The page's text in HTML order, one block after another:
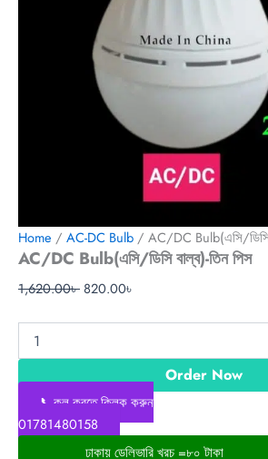
Home / AC-DC Bulb / AC/DC Bulb(এসি/ডিসি
AC/DC Bulb(এসি/ডিসি বাল্ব)-তিন পিস
1,620.00৳820.00৳
Order Now
📞কল করতে ক্লিক করুন
01781480158
ঢাকায় ডেলিভারি খরচ =৮০ টাকা